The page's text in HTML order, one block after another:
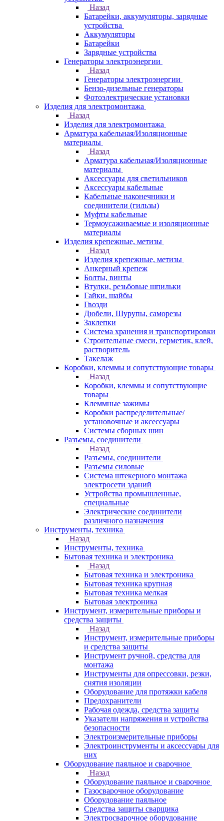
Назад
Батарейки, аккумуляторы, зарядные
устройства
Аккумуляторы
Батарейки
Зарядные устройства
Генераторы электроэнергии
Назад
Генераторы электроэнергии
Бензо-дизельные генераторы
Фотоэлектрические установки
Изделия для электромонтажа
Назад
Изделия для электромонтажа
Арматура кабельная/Изоляционные
материалы
Назад
Арматура кабельная/Изоляционные
материалы
Аксессуары для светильников
Аксессуары кабельные
Кабельные наконечники и
соединители (гильзы)
Муфты кабельные
Термоусаживаемые и изоляционные
материалы
Изделия крепежные, метизы
Назад
Изделия крепежные, метизы
Анкерный крепеж
Болты, винты
Втулки, резьбовые шпильки
Гайки, шайбы
Гвозди
Дюбели, Шурупы, саморезы
Заклепки
Система хранения и транспортировки
Строительные смеси, герметик, клей,
растворитель
Такелаж
Коробки, клеммы и сопутствующие товары
Назад
Коробки, клеммы и сопутствующие
товары
Клеммные зажимы
Коробки распределительные/
установочные и аксессуары
Системы сборных шин
Разъемы, соединители
Назад
Разъемы, соединители
Разъемы силовые
Система штекерного монтажа
электросети зданий
Устройства промышленные,
специальные
Электрические соединители
различного назначения
Инструменты, техника
Назад
Инструменты, техника
Бытовая техника и электроника
Назад
Бытовая техника и электроника
Бытовая техника крупная
Бытовая техника мелкая
Бытовая электроника
Инструмент, измерительные приборы и
средства защиты
Назад
Инструмент, измерительные приборы
и средства защиты
Инструмент ручной, средства для
монтажа
Инструменты для опрессовки, резки,
снятия изоляции
Оборудование для протяжки кабеля
Предохранители
Рабочая одежда, средства защиты
Указатели напряжения и устройства
безопасности
Электроизмерительные приборы
Электроинструменты и аксессуары для
них
Оборудование паяльное и сварочное
Назад
Оборудование паяльное и сварочное
Газосварочное оборудование
Оборудование паяльное
Средства защиты сварщика
Электросварочное оборудование